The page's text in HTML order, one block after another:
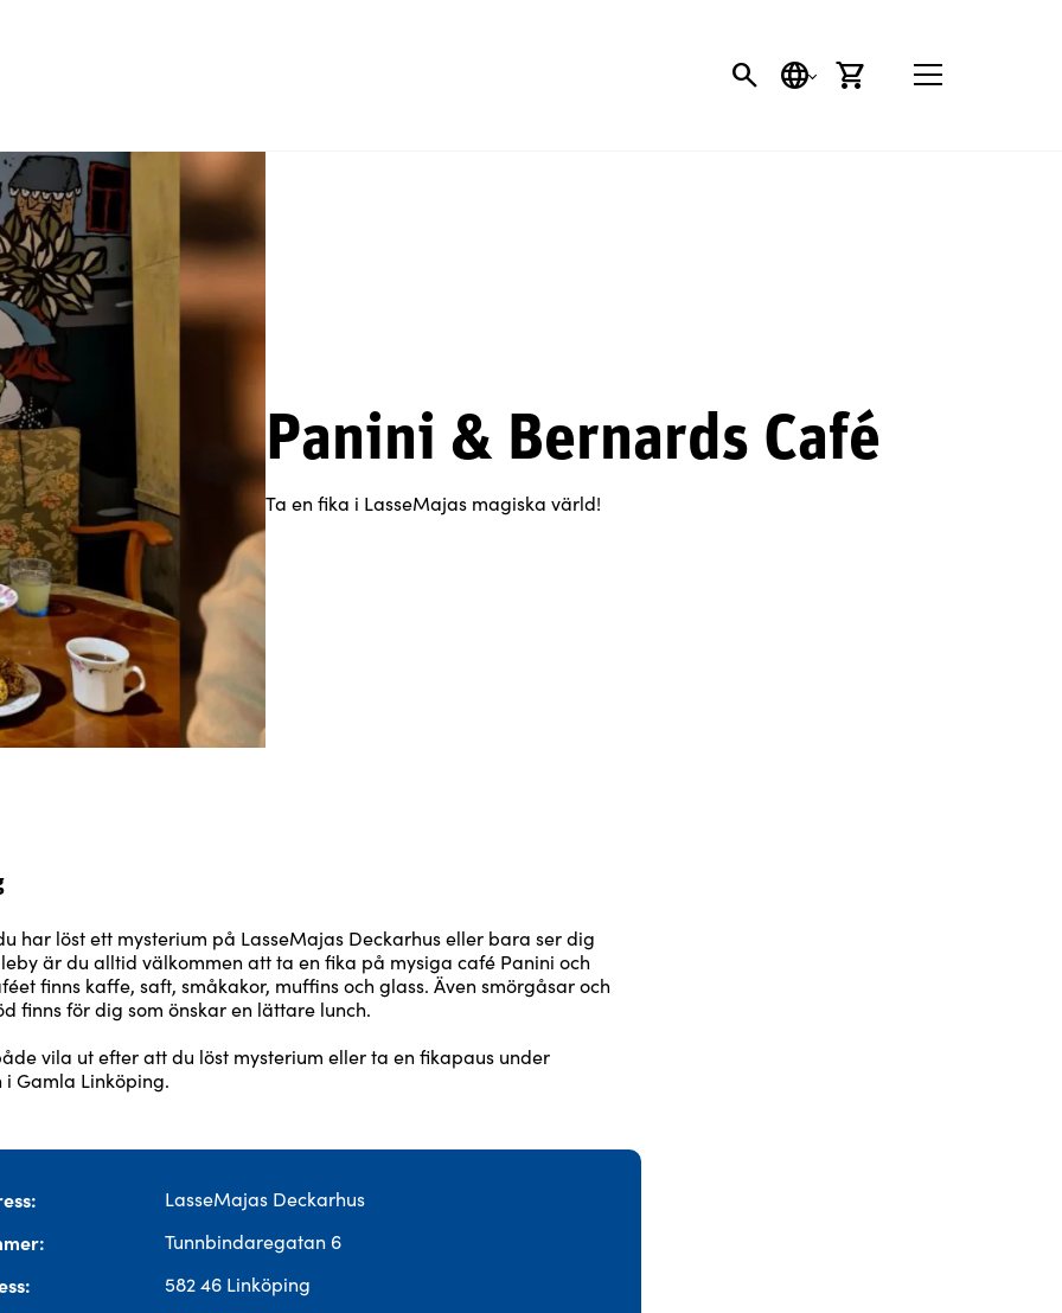
SÖKSPRÅKVARUKORG
Panini & Bernards Café
Ta en fika i LasseMajas magiska värld!
har löst ett mysterium på LasseMajas Deckarhus eller bara ser dig
är du alltid välkommen att ta en fika på mysiga café Panini och
finns kaffe, saft, småkakor, muffins och glass. Även smörgåsar och
finns för dig som önskar en lättare lunch.
vila ut efter att du löst mysterium eller ta en fikapaus under
Gamla Linköping.
LasseMajas Deckarhus
Tunnbindaregatan 6
582 46 Linköping